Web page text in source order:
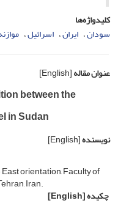
کلیدواژه‌ها
سودان ایران اسرائیل
عنوان مقاله[English]
between the
in Sudan
نویسنده[English]
orientation, Faculty of
Iran.
چکیده[English]